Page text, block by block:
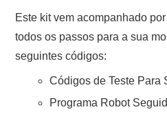
Este kit vem acompanhado
todos os passos para a sua
seguintes códigos:
Códigos de Teste Para
Programa Robot